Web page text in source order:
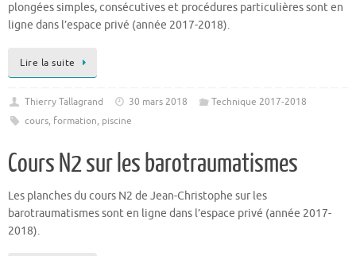
plongées simples, consécutives et procédures particulières sont en
ligne dans l’espace privé (année 2017-2018).
Lire la suite
Thierry Tallagrand 30 mars 2018
Technique 2017-2018
cours, formation, piscine
Cours N2 sur les barotraumatismes
Les planches du cours N2 de Jean-Christophe sur les
barotraumatismes sont en ligne dans l’espace privé (année 2017-
2018).